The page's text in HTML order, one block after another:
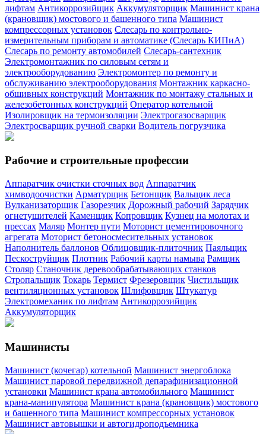
лифтам Антикоррозийщик Аккумуляторщик Машинист крана
(крановщик) мостового и башенного типа Машинист
компрессорных установок Слесарь по контрольно-
измерительным приборам и автоматике (Слесарь КИПиА)
Слесарь по ремонту автомобилей Слесарь-сантехник
Электромонтажник по силовым сетям и
электрооборудованию Электромонтер по ремонту и
обслуживанию электрооборудования Монтажник каркасно-
обшивных конструкций Монтажник по монтажу стальных и
железобетонных конструкций Оператор котельной
Изолировщик на термоизоляции Электрогазосварщик
Электросварщик ручной сварки Водитель погрузчика
Рабочие и строительные профессии
Аппаратчик очистки сточных вод Аппаратчик
химводоочистки Арматурщик Бетонщик Вальщик леса
Вулканизаторщик Газорезчик Дорожный рабочий Зарядчик
огнетушителей Каменщик Копровщик Кузнец на молотах и
прессах Маляр Монтер пути Моторист цементировочного
агрегата Моторист бетоносмесительных установок
Наполнитель баллонов Облицовщик-плиточник Паяльщик
Пескоструйщик Плотник Рабочий карты намыва Рамщик
Столяр Станочник деревообрабатывающих станков
Стропальщик Токарь Термист Фрезеровщик Чистильщик
вентиляционных установок Шлифовщик Штукатур
Электромеханик по лифтам Антикоррозийщик
Аккумуляторщик
Машинисты
Машинист (кочегар) котельной Машинист энергоблока
Машинист паровой передвижной депарафинизационной
установки Машинист крана автомобильного Машинист
крана-манипулятора Машинист крана (крановщик) мостового
и башенного типа Машинист компрессорных установок
Машинист автовышки и автогидроподъемника